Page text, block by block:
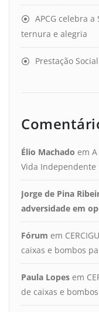
APCG celebra
ternura e alegria
Prestação
Élio Machado em
Vida Independente
Jorge de Pina
adversidade em
Fórum em
caixas e bombos
Paula Lopes em
de caixas e